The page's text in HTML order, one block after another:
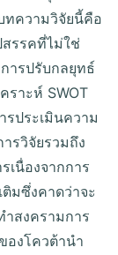
ทความวิจัยนี้คือ
สรรคที่ไม่ใช่
ารปรับกลยุทธ์
ราะห์ SWOT
รประเมินความ
รวิจัยรวมถึง
เนื่องจากการ
ติมซึ่งคาดว่าจะ
ำสงครามการ
องโควต้านำ